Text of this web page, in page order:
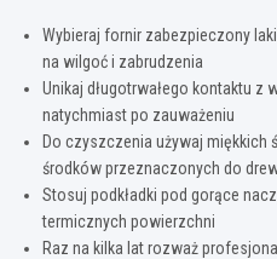
Wybieraj fornir zabezpieczony
na wilgoć i zabrudzenia
Unikaj długotrwałego kontaktu z
natychmiast po zauważeniu
Do czyszczenia używaj miękkich
środków przeznaczonych do
Stosuj podkładki pod gorące
termicznych powierzchni
Raz na kilka lat rozważ